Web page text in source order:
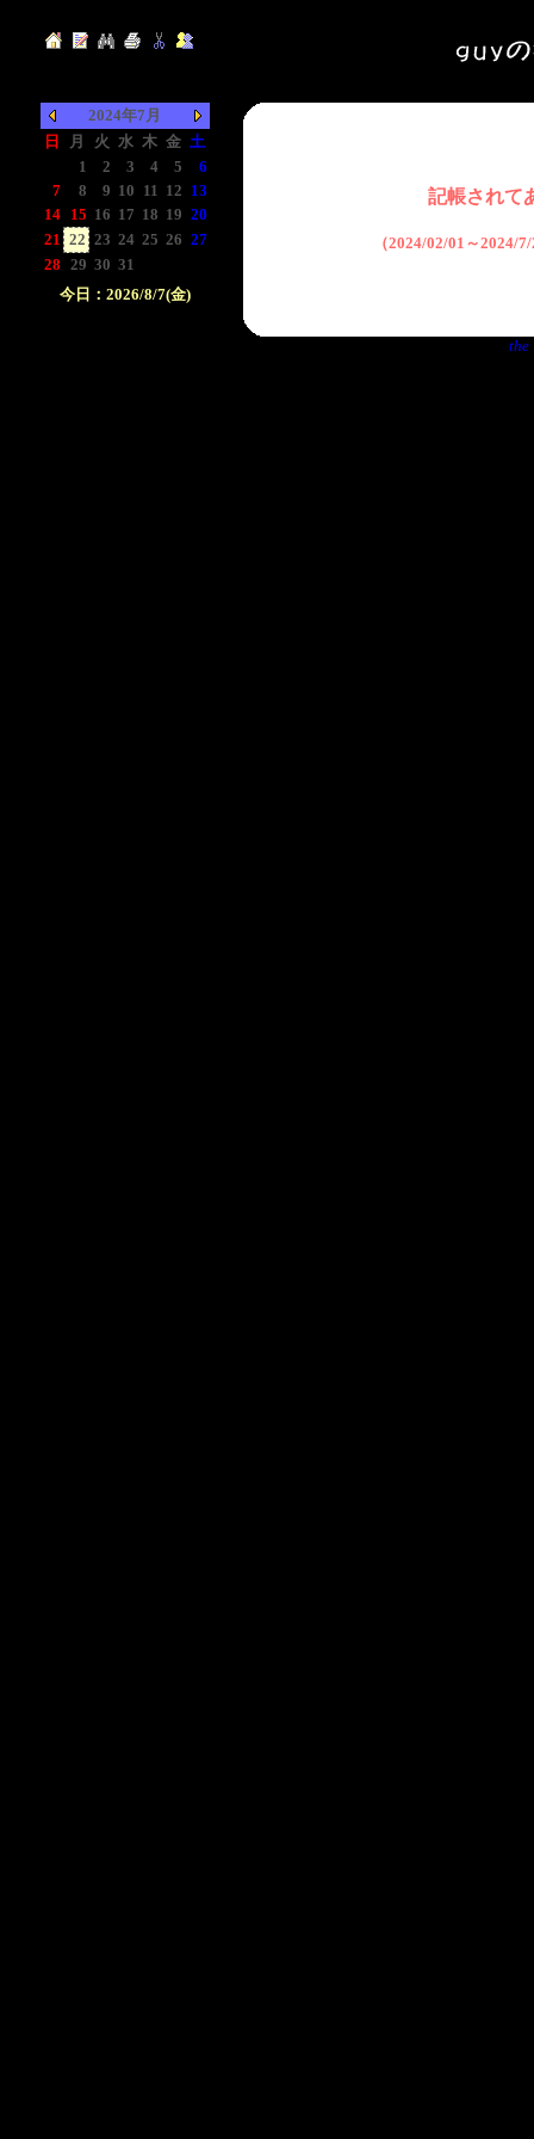
2024年7月
日
月 火 水 木 金 土
1 2 3 4 5
6
7
8 9 10 11 12 13
14 15 16 17 18 19 20
21 22 23 24 25 26 27
28 29 30 31
今日：2026/8/7(金)
記帳されて
（2024/02/01～2024/
the